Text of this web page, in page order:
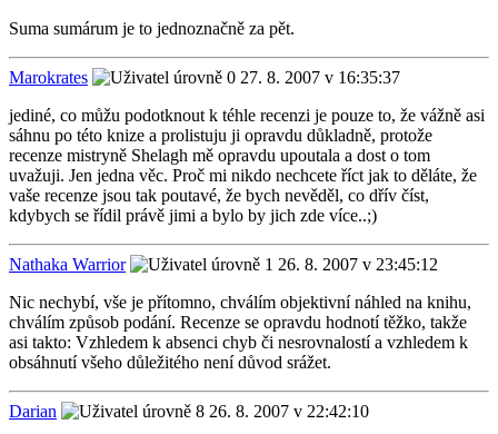
Suma sumárum je to jednoznačně za pět.
Marokrates
27. 8. 2007 v 16:35:37
jediné, co můžu podotknout k téhle recenzi je pouze to, že vážně asi
sáhnu po této knize a prolistuju ji opravdu důkladně, protože
recenze mistryně Shelagh mě opravdu upoutala a dost o tom
uvažuji. Jen jedna věc. Proč mi nikdo nechcete říct jak to děláte, že
vaše recenze jsou tak poutavé, že bych nevěděl, co dřív číst,
kdybych se řídil právě jimi a bylo by jich zde více..;)
Nathaka Warrior
26. 8. 2007 v 23:45:12
Nic nechybí, vše je přítomno, chválím objektivní náhled na knihu,
chválím způsob podání. Recenze se opravdu hodnotí těžko, takže
asi takto: Vzhledem k absenci chyb či nesrovnalostí a vzhledem k
obsáhnutí všeho důležitého není důvod srážet.
Darian
26. 8. 2007 v 22:42:10